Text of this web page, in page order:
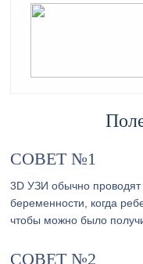
СОВЕТ №1
3D УЗИ обычно
беременности, когда
чтобы можно было
СОВЕТ №2